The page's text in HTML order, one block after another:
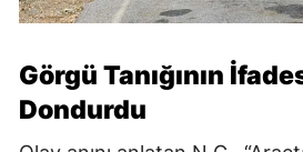
Görgü Tanığının
Dondurdu